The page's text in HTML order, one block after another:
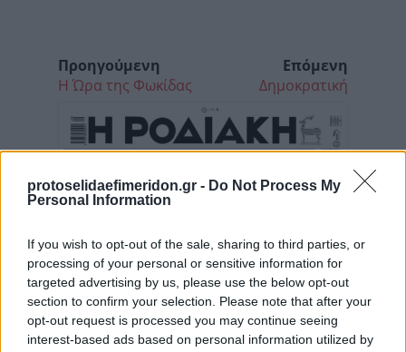
protoselidaefimeridon.gr - Do Not Process My
Personal Information
If you wish to opt-out of the sale, sharing to third parties, or
processing of your personal or sensitive information for
targeted advertising by us, please use the below opt-out
section to confirm your selection. Please note that after your
opt-out request is processed you may continue seeing
interest-based ads based on personal information utilized by
Προηγούμενη
Η Ώρα της Φωκίδας
Επόμενη
Δημοκρατική